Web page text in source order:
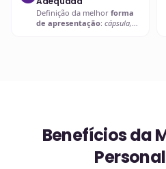
Definição da melhor forma
de apresentação: cápsula,
Benefícios da